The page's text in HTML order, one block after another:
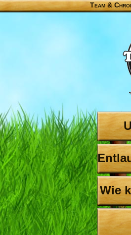
Team &
Wie